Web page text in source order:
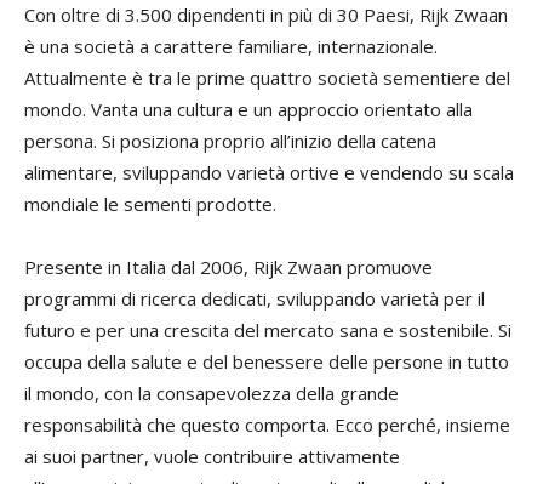
Con oltre di 3.500 dipendenti in più di 30 Paesi, Rijk Zwaan
è una società a carattere familiare, internazionale.
Attualmente è tra le prime quattro società sementiere del
mondo. Vanta una cultura e un approccio orientato alla
persona. Si posiziona proprio all’inizio della catena
alimentare, sviluppando varietà ortive e vendendo su scala
mondiale le sementi prodotte.
Presente in Italia dal 2006, Rijk Zwaan promuove
programmi di ricerca dedicati, sviluppando varietà per il
futuro e per una crescita del mercato sana e sostenibile. Si
occupa della salute e del benessere delle persone in tutto
il mondo, con la consapevolezza della grande
responsabilità che questo comporta. Ecco perché, insieme
ai suoi partner, vuole contribuire attivamente